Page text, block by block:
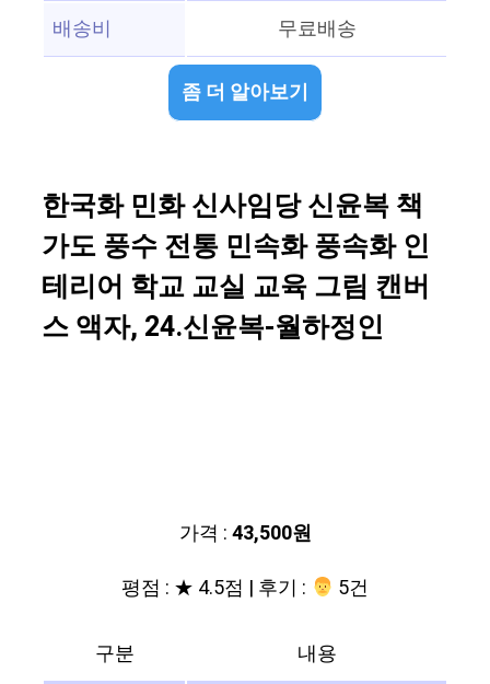
배송비
무료배송
좀 더 알아보기
한국화 민화 신사임당 신윤복 책
가도 풍수 전통 민속화 풍속화 인
테리어 학교 교실 교육 그림 캔버
스 액자, 24.신윤복-월하정인
가격 :43,500원
평점 : ★ 4.5점 | 후기 :
‍‍ 5건
구분 내용